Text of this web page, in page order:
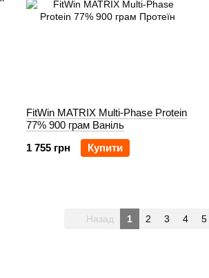
FitWin MATRIX Multi-Phase Protein
77% 900 грам Ваніль
1 755 грн
Купити
Назад 1 2 3 4 5